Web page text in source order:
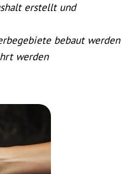
erstellt und
bebaut werden
werden